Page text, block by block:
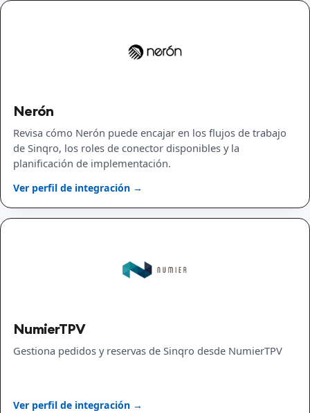
Nerón
Revisa cómo Nerón puede encajar en los flujos de trabajo
de Sinqro, los roles de conector disponibles y la
planificación de implementación.
Ver perfil de integración →
NumierTPV
Gestiona pedidos y reservas de Sinqro desde NumierTPV
Ver perfil de integración →